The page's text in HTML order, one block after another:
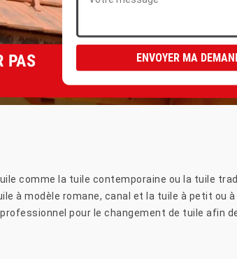
PAS
comme la tuile contemporaine ou la tuile
à modèle romane, canal et la tuile à petit ou à
pour le changement de tuile afin